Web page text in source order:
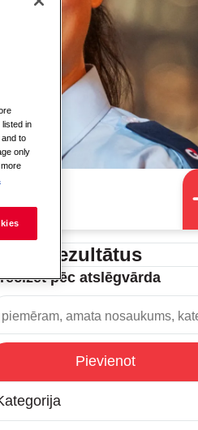
Filtrēt rezultātus
pēc atslēgvārda
Pievienot
in
to
only